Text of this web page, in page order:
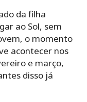
da filha
ao Sol, sem
o momento
acontecer nos
e março,
disso já